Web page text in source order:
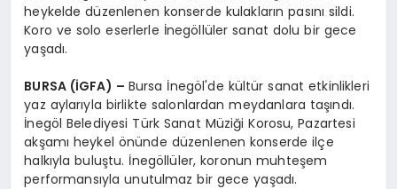
heykelde düzenlenen konserde kulakların pasını sildi.
Koro ve solo eserlerle İnegöllüler sanat dolu bir gece
yaşadı.
BURSA (İGFA) – Bursa İnegöl'de kültür sanat etkinlikleri
yaz aylarıyla birlikte salonlardan meydanlara taşındı.
İnegöl Belediyesi Türk Sanat Müziği Korosu, Pazartesi
akşamı heykel önünde düzenlenen konserde ilçe
halkıyla buluştu. İnegöllüler, koronun muhteşem
performansıyla unutulmaz bir gece yaşadı.